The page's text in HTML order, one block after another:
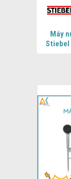
Máy
Stiebel